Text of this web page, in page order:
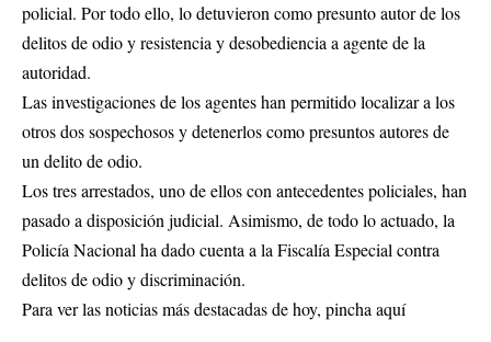
policial. Por todo ello, lo detuvieron como presunto autor de los
delitos de odio y resistencia y desobediencia a agente de la
autoridad.
Las investigaciones de los agentes han permitido localizar a los
otros dos sospechosos y detenerlos como presuntos autores de
un delito de odio.
Los tres arrestados, uno de ellos con antecedentes policiales, han
pasado a disposición judicial. Asimismo, de todo lo actuado, la
Policía Nacional ha dado cuenta a la Fiscalía Especial contra
delitos de odio y discriminación.
Para ver las noticias más destacadas de hoy, pincha aquí